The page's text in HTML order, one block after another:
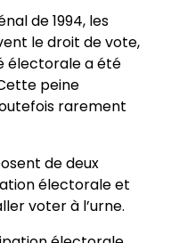
de 1994, les
le droit de vote,
électorale a été
peine
rarement
de deux
électorale et
voter à l’urne.